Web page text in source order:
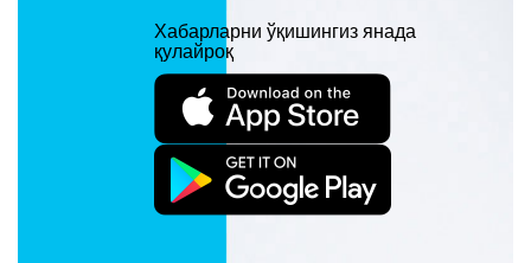
асраб-авайлашга ҳамда атроф-муҳит мусаффолигини
сақлашга астойдил аҳд қилиб,
халқаро ҳуқуқнинг умумэътироф этилган принцип ва
нормаларига асосланган ҳолда,
Ўзбекистоннинг жаҳон ҳамжамияти, энг аввало, қўшни
давлатлар билан дўстона муносабатларини ҳамкорлик, ўзаро
қўллаб-қувватлаш, тинчлик ва тотувлик асосида
мустаҳкамлаш ҳамда ривожлантиришга интилиб,
Хабарларни ўқишингиз янада
қулайроқ